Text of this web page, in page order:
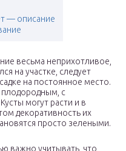
— описание
весьма неприхотливое,
на участке, следует
на постоянное место.
с
могут расти и в
декоративность их
просто зелеными.
важно учитывать, что